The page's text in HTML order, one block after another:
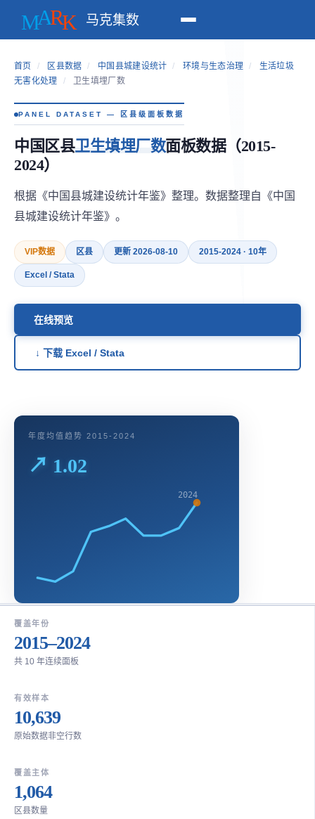
马克集数
首页 / 区县数据 / 中国县城建设统计 / 环境与生态治理 /
生活垃圾
无害化处理
/ 卫生填埋厂数
PANEL DATASET — 区县级面板数据
中国区县卫生填埋厂数面板数据（2015-
2024）
根据《中国县城建设统计年鉴》整理。数据整理自《中国
县城建设统计年鉴》。
VIP数据 区县 更新 2026-08-10 2015-2024 · 10年
Excel / Stata
在线预览
↓ 下载 Excel / Stata
年度均值趋势 2015-2024
↗ 1.02
2024
覆盖年份
2015–2024
共 10 年连续面板
有效样本
10,639
原始数据非空行数
覆盖主体
1,064
区县数量